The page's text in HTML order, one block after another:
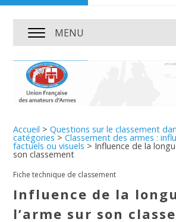
MENU
Accueil >Questions sur le classement
catégories>Classement des armes :
factuels ou visuels > Influence de la
son classement
Fiche technique de classement
Influence de la
l’arme sur son